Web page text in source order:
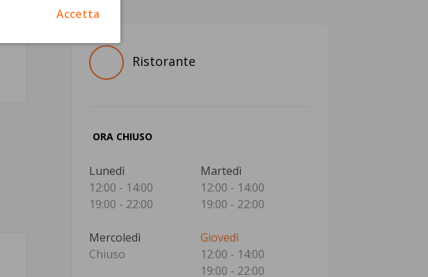
Ristorante
ORA CHIUSO
Lunedì
12:00 - 14:00
19:00 - 22:00
Martedì
12:00 - 14:00
19:00 - 22:00
Mercoledì
Chiuso
Giovedì
12:00 - 14:00
19:00 - 22:00
Accetta